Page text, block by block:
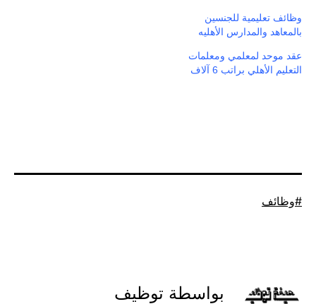
وظائف تعليمية للجنسين
بالمعاهد والمدارس الأهليه
عقد موحد لمعلمي ومعلمات
التعليم الأهلي براتب 6 آلاف
موسوم
وظائف
بواسطة توظيف